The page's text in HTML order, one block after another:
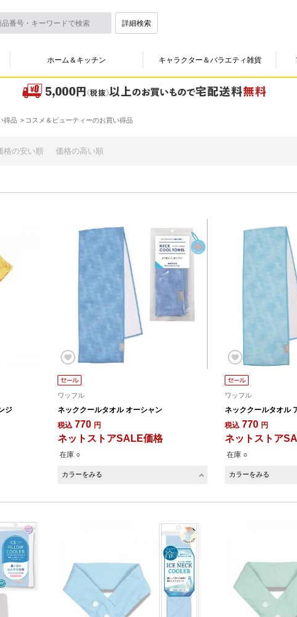
詳細検索
ホーム＆キッチン キャラクター＆バラエティ雑貨
得品 コスメ＆ビューティーのお買い得品
格の安い順 価格の高い順
ジ
ワッフル
ネッククールタオル オーシャン
税込 770 円
ネットストアSALE価格
在庫 ○
カラーをみる
ワッフル
ネッククールタオル
税込 770 円
ネットストア
在庫 ○
カラーをみる